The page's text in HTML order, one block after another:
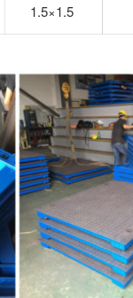
1.5×1.5